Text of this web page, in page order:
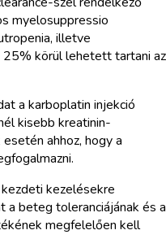
myelosuppressio
illetve
körül lehetett tartani az
a karboplatin injekció
kisebb kreatinin-
ahhoz, hogy a
kezelésekre
a beteg toleranciájának és a
megfelelően kell